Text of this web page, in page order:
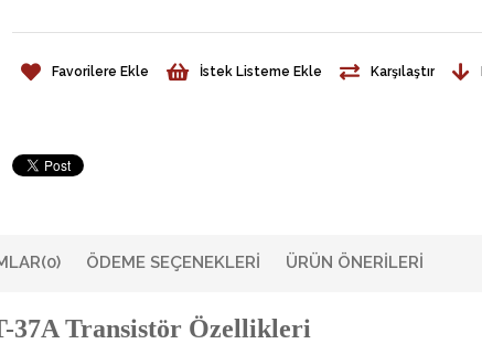
Favorilere Ekle İstek Listeme Ekle Karşılaştır
(0) ÖDEME SEÇENEKLERI ÜRÜN ÖNERILERI
37A Transistör Özellikleri